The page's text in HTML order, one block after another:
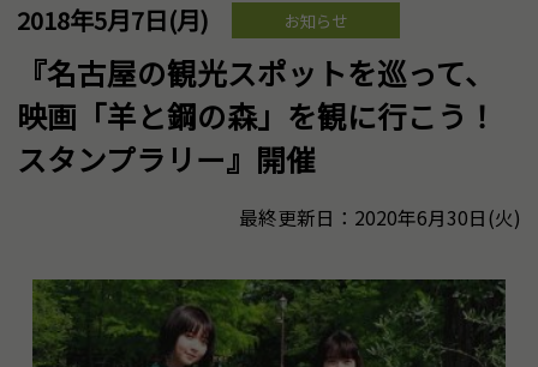
2018年5月7日(月) お知らせ
『名古屋の観光スポットを巡って、
映画「羊と鋼の森」を観に行こう！
スタンプラリー』開催
最終更新日：2020年6月30日(火)